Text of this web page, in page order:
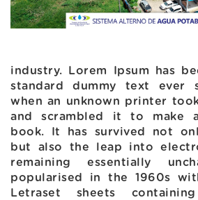
industry. Lorem Ipsum has
standard dummy text ever
when an unknown printer
and scrambled it to make
book. It has survived not
but also the leap into
remaining essentially
popularised in the 1960s
Letraset sheets